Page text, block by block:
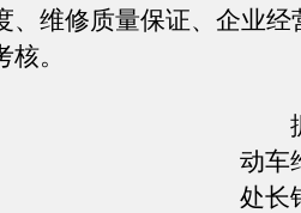
、维修质量保证、企业经
。
据
动车
处长